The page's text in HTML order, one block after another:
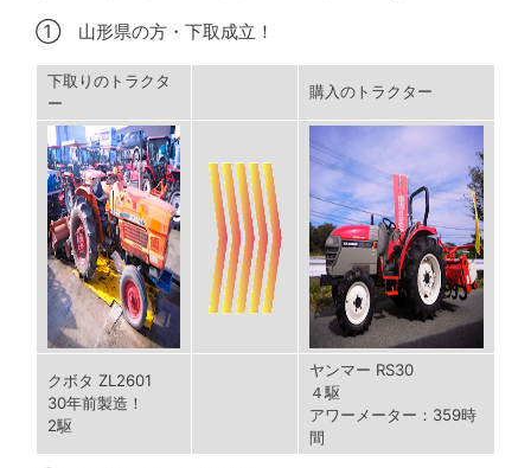
① 山形県の方・下取成立！
下取りのトラクタ
ー
購入のトラクター
クボタ ZL2601
30年前製造！
2駆
ヤンマー RS30
４駆
アワーメーター：359時
間